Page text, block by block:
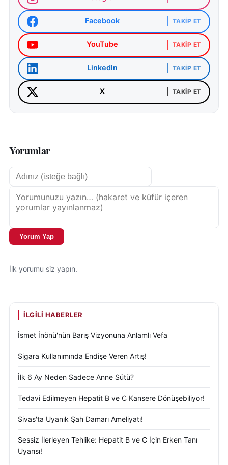
Facebook TAKIP ET
YouTube TAKIP ET
LinkedIn TAKIP ET
X TAKIP ET
Yorumlar
Yorum Yap
İlk yorumu siz yapın.
İLGILI HABERLER
İsmet İnönü'nün Barış Vizyonuna Anlamlı Vefa
Sigara Kullanımında Endişe Veren Artış!
İlk 6 Ay Neden Sadece Anne Sütü?
Tedavi Edilmeyen Hepatit B ve C Kansere Dönüşebiliyor!
Sivas'ta Uyanık Şah Damarı Ameliyatı!
Sessiz İlerleyen Tehlike: Hepatit B ve C İçin Erken Tanı
Uyarısı!